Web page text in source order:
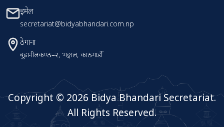
इमेल
secretariat@bidyabhandari.com.np
ठेगाना
बुढानीलकण्ठ–२, भङ्गाल, काठमाडौँ
Copyright © 2026 Bidya Bhandari Secretariat.
All Rights Reserved.